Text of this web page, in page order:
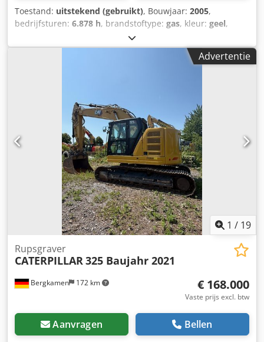
Toestand: uitstekend (gebruikt), Bouwjaar: 2005,
bedrijfsturen: 6.878 h, brandstoftype: gas, kleur: geel,
Bouwjaar: 2005 Dedpfx Aezqvxbsqrekr Technische staat:
zeer goed Optische staat: zeer goed Neem contact op met
Advertentie
1 / 19
Bergkamen 172 km
Rupsgraver
CATERPILLAR 325 Baujahr 2021
€ 168.000
Vaste prijs excl. btw
Aanvragen Bellen